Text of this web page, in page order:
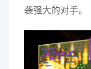
袭强大的对手。